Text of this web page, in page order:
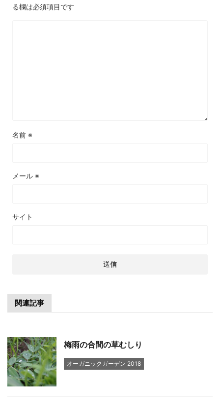
る欄は必須項目です
名前 ※
メール ※
サイト
関連記事
梅雨の合間の草むしり
オーガニックガーデン 2018